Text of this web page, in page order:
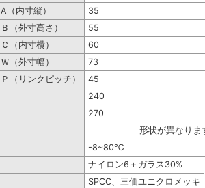
A（内寸縦）
35
Ｂ（外寸高さ）
55
Ｃ（内寸横）
60
Ｗ（外寸幅）
73
Ｐ（リンクピッチ）
45
240
270
形状が異なりま
-8~80℃
ナイロン6＋ガラス30%
SPCC、三価ユニクロメッキ